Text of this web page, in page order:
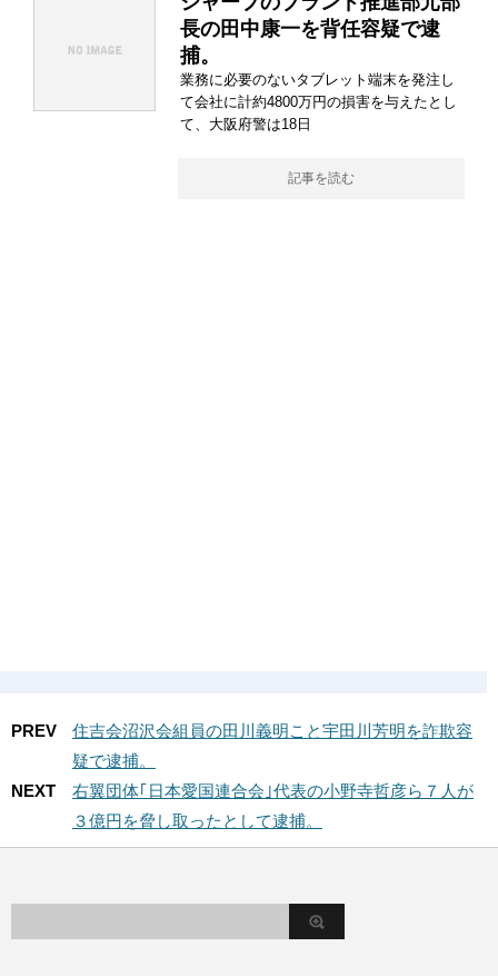
長の田中康一を背任容疑で逮
捕。
業務に必要のないタブレット端末を発注し
て会社に計約4800万円の損害を与えたとし
て、大阪府警は18日
記事を読む
PREV
住吉会沼沢会組員の田川義明こと宇田川芳明を詐欺容
疑で逮捕。
NEXT
右翼団体｢日本愛国連合会｣代表の小野寺哲彦ら７人が
３億円を脅し取ったとして逮捕。